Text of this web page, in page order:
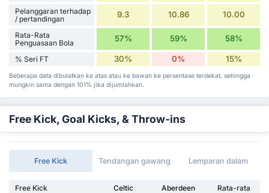
Pelanggaran terhadap
/ pertandingan
9.3 10.86 10.00
Rata-Rata
Penguasaan Bola
57% 59% 58%
% Seri FT 30% 0% 15%
Beberapa data dibulatkan ke atas atau ke bawah ke persentase terdekat, sehingga
mungkin sama dengan 101% jika dijumlahkan.
Free Kick, Goal Kicks, & Throw-ins
Free Kick Tendangan gawang Lemparan dalam
Free Kick Celtic Aberdeen
Rata-rata